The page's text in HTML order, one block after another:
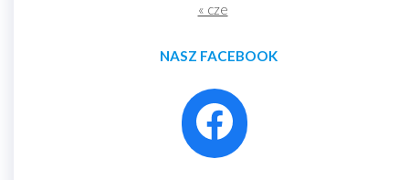
« cze
NASZ FACEBOOK